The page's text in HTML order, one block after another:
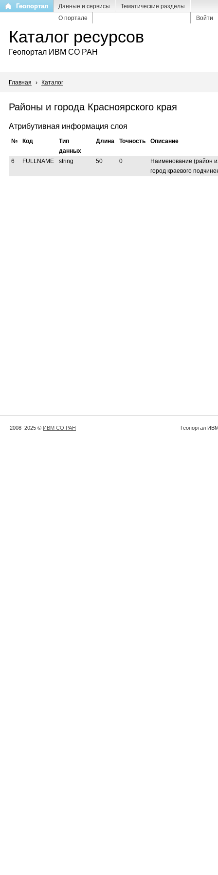
Перейти
содержанию
Геопортал Данные и сервисы
Тематические разделы
О портале
Войти
Каталог ресурсов
Геопортал ИВМ СО РАН
Главная › Каталог
Районы и города Красноярского края
Атрибутивная информация слоя
№ Код
Тип
данных
Длина Точность Описание
6 FULLNAME string 50 0
Наименование (район
город краевого
2008–2025 © ИВМ СО РАН Геопортал